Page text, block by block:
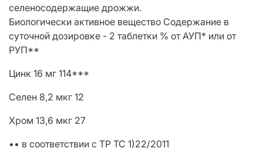
селеносодержащие дрожжи.
Биологически активное вещество Содержание в
суточной дозировке - 2 таблетки % от АУП* или от
РУП**
Цинк 16 мг 114***
Селен 8,2 мкг 12
Хром 13,6 мкг 27
•• в соответствии с ТР ТС 1)22/2011